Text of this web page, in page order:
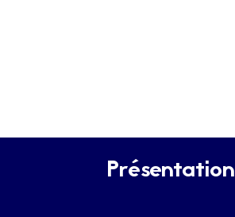
Présentation